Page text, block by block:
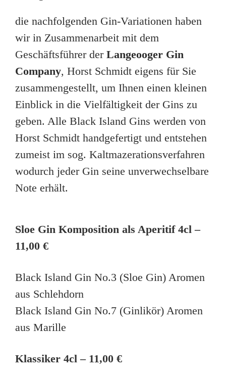
die nachfolgenden Gin-Variationen haben
wir in Zusammenarbeit mit dem
Geschäftsführer der Langeooger Gin
Company, Horst Schmidt eigens für Sie
zusammengestellt, um Ihnen einen kleinen
Einblick in die Vielfältigkeit der Gins zu
geben. Alle Black Island Gins werden von
Horst Schmidt handgefertigt und entstehen
zumeist im sog. Kaltmazerationsverfahren
wodurch jeder Gin seine unverwechselbare
Note erhält.
Sloe Gin Komposition als Aperitif 4cl –
11,00 €
Black Island Gin No.3 (Sloe Gin) Aromen
aus Schlehdorn
Black Island Gin No.7 (Ginlikör) Aromen
aus Marille
Klassiker 4cl – 11,00 €